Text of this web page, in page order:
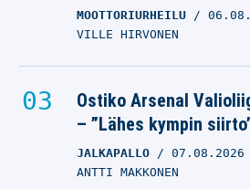
MOOTTORIURHEILU
VILLE HIRVONEN
Ostiko Arsenal
– ”Lähes kympin
JALKAPALLO 07.08.2026
ANTTI MAKKONEN